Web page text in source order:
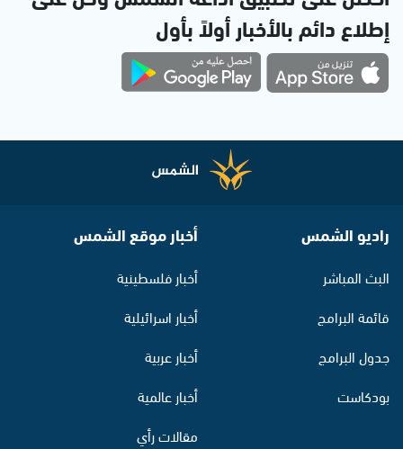
إطلاع دائم بالأخبار أولاً بأول
راديو الشمس
البث المباشر
قائمة البرامج
جدول البرامج
بودكاست
أخبار موقع الشمس
أخبار فلسطينية
أخبار اسرائيلية
أخبار عربية
أخبار عالمية
مقالات رأي